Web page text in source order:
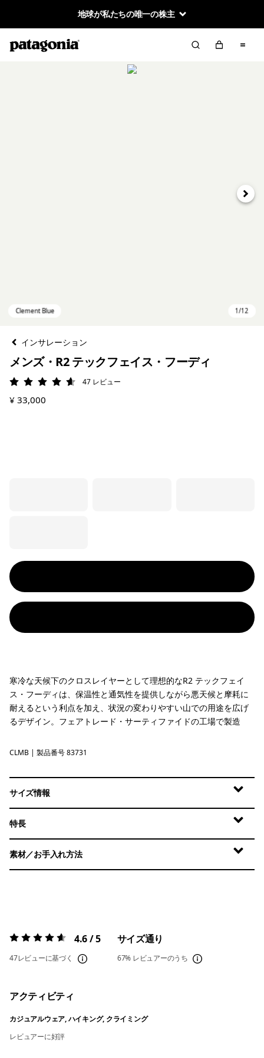
地球が私たちの唯一の株主
次へ
インサレーション
メンズ・R2 テックフェイス・フーディ
評価: 4.6 / 5
47 レビュー
¥ 33,000
寒冷な天候下のクロスレイヤーとして理想的なR2 テックフェイ
ス・フーディは、保温性と通気性を提供しながら悪天候と摩耗に
耐えるという利点を加え、状況の変わりやすい山での用途を広げ
るデザイン。フェアトレード・サーティファイドの工場で製造
Clement Blue
CLMB | 製品番号 83731
サイズ情報
特長
素材／お手入れ方法
評価:4.6 / 5 4.6 / 5
47レビューに基づく
サイズ通り
67% レビュアーのうち
アクティビティ
カジュアルウェア, ハイキング, クライミング
レビュアーに好評